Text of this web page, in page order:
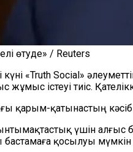
өтуде» / Reuters
«Truth Social»
жұмыс істеуі тиіс.
қатынастың кәсіби
үшін алғыс
қосылуы мүмкін